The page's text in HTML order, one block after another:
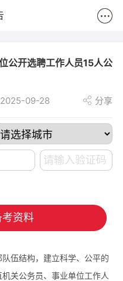
公开选聘工作人员15人公
2025-09-28 分享
资料
伍结构，建立科学、公平的
关公务员、事业单位工作人